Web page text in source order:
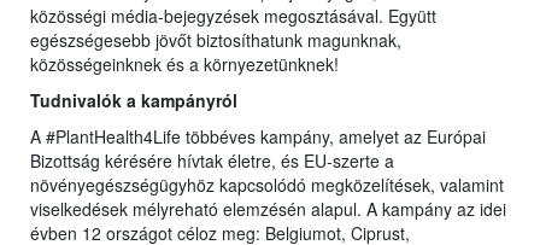
közösségi média-bejegyzések megosztásával. Együtt
egészségesebb jövőt biztosíthatunk magunknak,
közösségeinknek és a környezetünknek!
Tudnivalók a kampányról
A #PlantHealth4Life többéves kampány, amelyet az Európai
Bizottság kérésére hívtak életre, és EU-szerte a
növényegészségügyhöz kapcsolódó megközelítések, valamint
viselkedések mélyreható elemzésén alapul. A kampány az idei
évben 12 országot céloz meg: Belgiumot, Ciprust,